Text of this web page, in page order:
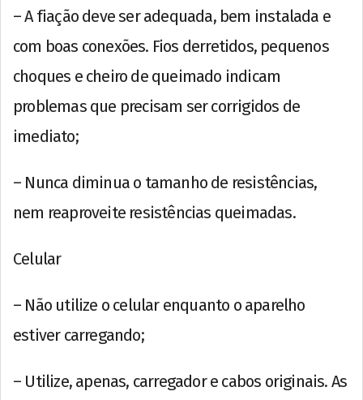
– A fiação deve ser adequada, bem instalada e
com boas conexões. Fios derretidos, pequenos
choques e cheiro de queimado indicam
problemas que precisam ser corrigidos de
imediato;
– Nunca diminua o tamanho de resistências,
nem reaproveite resistências queimadas.
Celular
– Não utilize o celular enquanto o aparelho
estiver carregando;
– Utilize, apenas, carregador e cabos originais. As